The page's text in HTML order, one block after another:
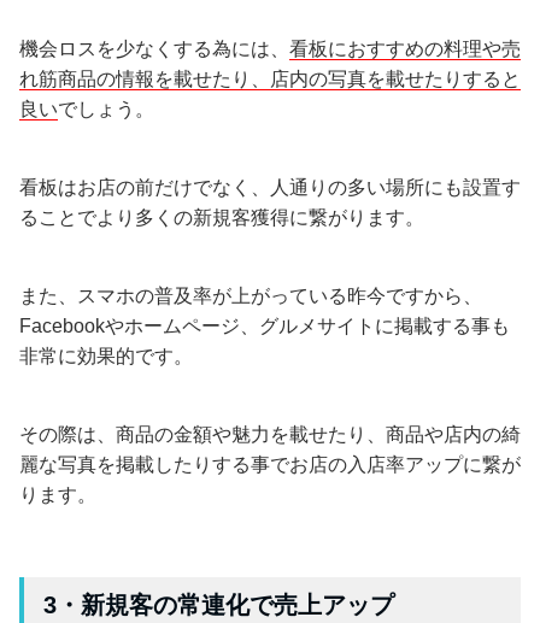
機会ロスを少なくする為には、 看板におすすめの料理や売
れ筋商品の情報を載せたり、店内の写真を載せたりすると
良いでしょう。
看板はお店の前だけでなく、人通りの多い場所にも設置す
ることでより多くの新規客獲得に繋がります。
また、スマホの普及率が上がっている昨今ですから、
Facebookやホームページ、グルメサイトに掲載する事も
非常に効果的です。
その際は、商品の金額や魅力を載せたり、商品や店内の綺
麗な写真を掲載したりする事でお店の入店率アップに繋が
ります。
3・新規客の常連化で売上アップ